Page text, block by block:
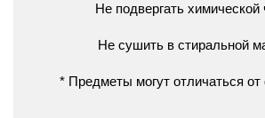
Не подвергать химической
Не сушить в стиральной
* Предметы могут отличаться